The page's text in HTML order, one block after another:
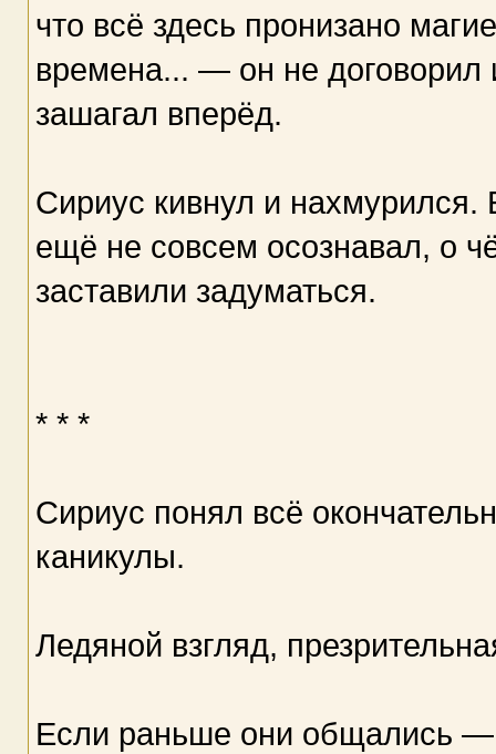
что всё здесь пронизано
времена... — он не договорил
зашагал вперёд.
Сириус кивнул и нахмурился.
ещё не совсем осознавал, о
заставили задуматься.
* * *
Сириус понял всё
каникулы.
Ледяной взгляд,
Если раньше они общались —